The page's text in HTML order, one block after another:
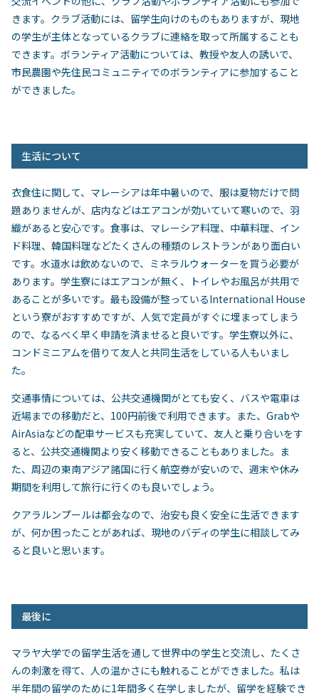
きます。クラブ活動には、留学生向けのものもありますが、現地
の学生が主体となっているクラブに連絡を取って所属することも
できます。ボランティア活動については、教授や友人の誘いで、
市民農園や先住民コミュニティでのボランティアに参加すること
ができました。
生活について
衣食住に関して、マレーシアは年中暑いので、服は夏物だけで問
題ありませんが、店内などはエアコンが効いていて寒いので、羽
織があると安心です。食事は、マレーシア料理、中華料理、イン
ド料理、韓国料理などたくさんの種類のレストランがあり面白い
です。水道水は飲めないので、ミネラルウォーターを買う必要が
あります。学生寮にはエアコンが無く、トイレやお風呂が共用で
あることが多いです。最も設備が整っているInternational House
という寮がおすすめですが、人気で定員がすぐに埋まってしまう
ので、なるべく早く申請を済ませると良いです。学生寮以外に、
コンドミニアムを借りて友人と共同生活をしている人もいまし
た。
交通事情については、公共交通機関がとても安く、バスや電車は
近場までの移動だと、 100円前後で利用できます。また、 Grabや
AirAsiaなどの配車サービスも充実していて、友人と乗り合いをす
ると、公共交通機関より安く移動できることもありました。ま
た、周辺の東南アジア諸国に行く航空券が安いので、週末や休み
期間を利用して旅行に行くのも良いでしょう。
クアラルンプールは都会なので、治安も良く安全に生活できます
が、何か困ったことがあれば、現地のバディの学生に相談してみ
ると良いと思います。
最後に
マラヤ大学での留学生活を通して世界中の学生と交流し、たくさ
んの刺激を得て、人の温かさにも触れることができました。私は
半年間の留学のために1年間多く在学しましたが、留学を経験でき